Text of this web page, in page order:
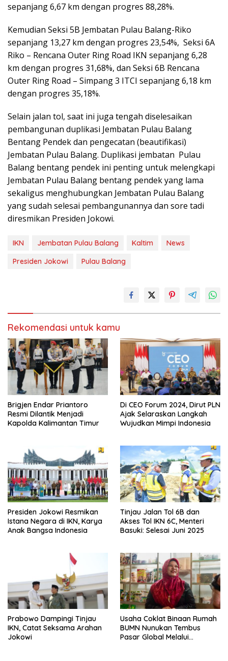
sepanjang 6,67 km dengan progres 88,28%.
Kemudian Seksi 5B Jembatan Pulau Balang-Riko
sepanjang 13,27 km dengan progres 23,54%, Seksi 6A
Riko – Rencana Outer Ring Road IKN sepanjang 6,28
km dengan progres 31,68%, dan Seksi 6B Rencana
Outer Ring Road – Simpang 3 ITCI sepanjang 6,18 km
dengan progres 35,18%.
Selain jalan tol, saat ini juga tengah diselesaikan
pembangunan duplikasi Jembatan Pulau Balang
Bentang Pendek dan pengecatan (beautifikasi)
Jembatan Pulau Balang. Duplikasi jembatan Pulau
Balang bentang pendek ini penting untuk melengkapi
Jembatan Pulau Balang bentang pendek yang lama
sekaligus menghubungkan Jembatan Pulau Balang
yang sudah selesai pembangunannya dan sore tadi
diresmikan Presiden Jokowi.
IKN Jembatan Pulau Balang Kaltim
News
Presiden Jokowi
Pulau Balang
Rekomendasi untuk kamu
Brigjen Endar Priantoro
Resmi Dilantik Menjadi
Kapolda Kalimantan Timur
Di CEO Forum 2024, Dirut PLN
Ajak Selaraskan Langkah
Wujudkan Mimpi Indonesia
Presiden Jokowi Resmikan
Istana Negara di IKN, Karya
Anak Bangsa Indonesia
Tinjau Jalan Tol 6B dan
Akses Tol IKN 6C, Menteri
Basuki: Selesai Juni 2025
Prabowo Dampingi Tinjau
IKN, Catat Seksama Arahan
Jokowi
Usaha Coklat Binaan Rumah
BUMN Nunukan Tembus
Pasar Global Melalui